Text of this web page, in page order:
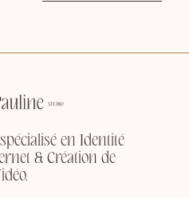
en Identité
& Création de